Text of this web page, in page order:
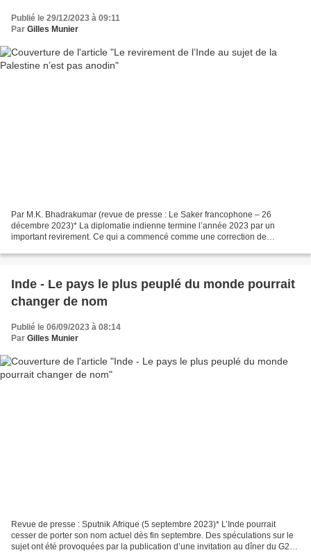
Publié le 29/12/2023 à 09:11
Par Gilles Munier
Par M.K. Bhadrakumar (revue de presse : Le Saker francophone – 26
décembre 2023)* La diplomatie indienne termine l’année 2023 par un
important revirement. Ce qui a commencé comme une correction de
Inde - Le pays le plus peuplé du monde pourrait
changer de nom
Publié le 06/09/2023 à 08:14
Par Gilles Munier
Revue de presse : Sputnik Afrique (5 septembre 2023)* L’Inde pourrait
cesser de porter son nom actuel dès fin septembre. Des spéculations sur le
sujet ont été provoquées par la publication d’une invitation au dîner du G20